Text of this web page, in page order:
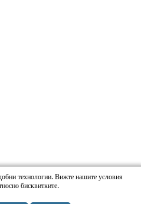
All Rights Reserved. |
технологии. Вижте нашите условия
бисквитките.